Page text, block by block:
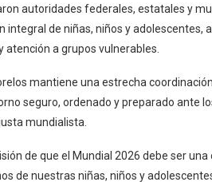
autoridades federales, estatales y
de niñas, niños y adolescentes,
a grupos vulnerables.
mantiene una estrecha
seguro, ordenado y preparado ante
mundialista.
de que el Mundial 2026 debe ser
de nuestras niñas, niños y